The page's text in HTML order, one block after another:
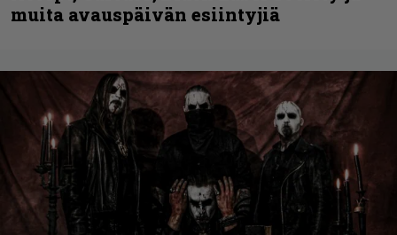
muita avauspäivän esiintyjiä